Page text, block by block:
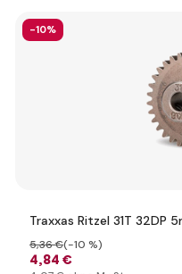
-10%
Traxxas Ritzel 31T 32DP
4,84 €
5,36 €(-10 %)